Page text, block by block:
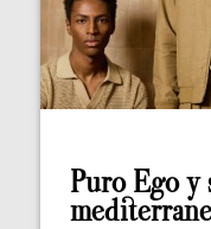
Puro Ego y